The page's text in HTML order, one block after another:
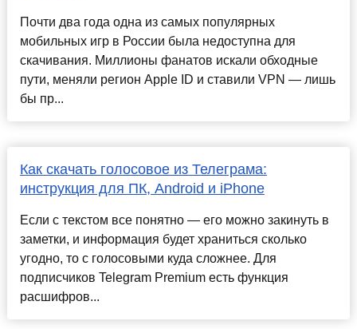
Почти два года одна из самых популярных
мобильных игр в России была недоступна для
скачивания. Миллионы фанатов искали обходные
пути, меняли регион Apple ID и ставили VPN — лишь
бы пр...
Как скачать голосовое из Телеграма:
инструкция для ПК, Android и iPhone
Если с текстом все понятно — его можно закинуть в
заметки, и информация будет храниться сколько
угодно, то с голосовыми куда сложнее. Для
подписчиков Telegram Premium есть функция
расшифров...